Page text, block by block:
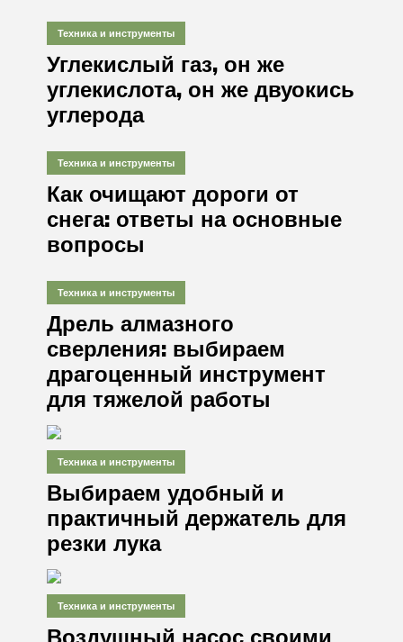
Техника и инструменты
Углекислый газ, он же
углекислота, он же двуокись
углерода
Техника и инструменты
Как очищают дороги от
снега: ответы на основные
вопросы
Техника и инструменты
Дрель алмазного
сверления: выбираем
драгоценный инструмент
для тяжелой работы
Техника и инструменты
Выбираем удобный и
практичный держатель для
резки лука
Техника и инструменты